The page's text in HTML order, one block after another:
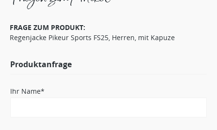
FRAGE ZUM PRODUKT:
Regenjacke Pikeur Sports FS25, Herren, mit Kapuze
Produktanfrage
Ihr Name*